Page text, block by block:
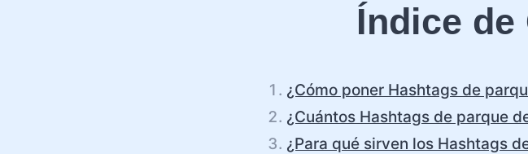
Índice de
¿Cómo poner Hashtags de
¿Cuántos Hashtags de parque
¿Para qué sirven los Hashtags